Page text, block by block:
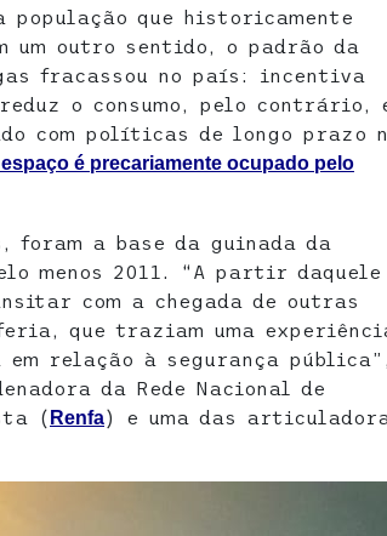
população que historicamente
um outro sentido, o padrão da
fracassou no país: incentiva
o consumo, pelo contrário,
com políticas de longo prazo
é precariamente ocupado pelo
foram a base da guinada da
menos 2011. “A partir daquele
com a chegada de outras
que traziam uma
em relação à segurança pública”,
da Rede Nacional de
( Renfa) e uma das